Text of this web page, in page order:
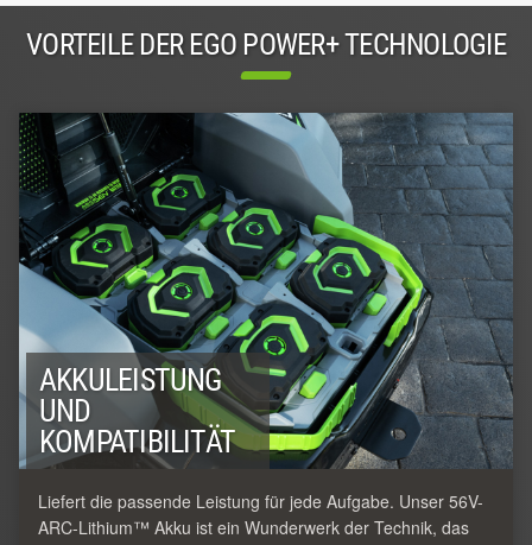
VORTEILE DER EGO POWER+ TECHNOLOGIE
AKKULEISTUNG
UND
KOMPATIBILITÄT
Liefert die passende Leistung für jede Aufgabe. Unser 56V-
ARC-Lithium™ Akku ist ein Wunderwerk der Technik, das